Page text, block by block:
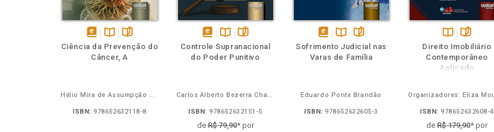
disponível
em
Disponível
na
páginas
Ciência da Prevenção do
Câncer, A
Hélio Mira de Assumpção Junior
ISBN: 978652632118-8
disponível
em
Disponível
na
páginas
Controle Supranacional
do Poder Punitivo
Carlos Alberto Bezerra Chagas
ISBN: 978652632151-5
deR$ 79,90* por
disponível
em
Disponível
na
páginas
Sofrimento Judicial nas
Varas de Família
Eduardo Ponte Brandão
ISBN: 978652632605-3
Disponível
na
B.V.
páginas
Direito Imobiliário
Contemporâneo
Aplicado
ISBN: 978652632608-4
de R$ 179,90* por
Também
Também